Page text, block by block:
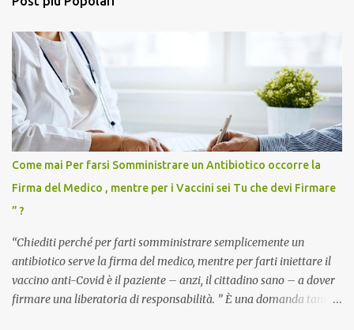
Come mai Per farsi Somministrare un Antibiotico occorre la
Firma del Medico , mentre per i Vaccini sei Tu che devi Firmare
” ?
“Chiediti perché per farti somministrare semplicemente un
antibiotico serve la firma del medico, mentre per farti iniettare il
vaccino anti-Covid è il paziente – anzi, il cittadino sano – a dover
firmare una liberatoria di responsabilità. ” È una domanda tanto